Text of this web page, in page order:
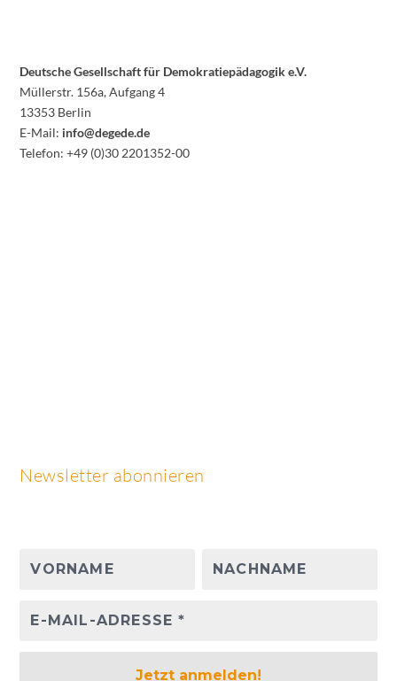
Deutsche Gesellschaft für Demokratiepädagogik e.V.
Müllerstr. 156a, Aufgang 4
13353 Berlin
E-Mail: info@degede.de
Telefon: +49 (0)30 2201352-00
Newsletter abonnieren